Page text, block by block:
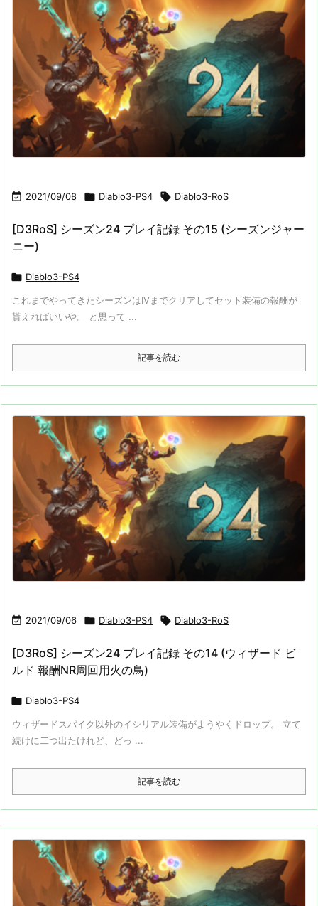
 2021/09/08  Diablo3-PS4  Diablo3-RoS
[D3RoS] シーズン24 プレイ記録 その15 (シーズンジャー
ニー)
 Diablo3-PS4
これまでやってきたシーズンはIVまでクリアしてセット装備の報酬が
貰えればいいや。 と思って ...
記事を読む
 2021/09/06  Diablo3-PS4  Diablo3-RoS
[D3RoS] シーズン24 プレイ記録 その14 (ウィザード ビ
ルド 報酬NR周回用火の鳥)
 Diablo3-PS4
ウィザードスパイク以外のイシリアル装備がようやくドロップ。 立て
続けに二つ出たけれど、どっ ...
記事を読む